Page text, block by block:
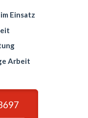
Einsatz
Arbeit